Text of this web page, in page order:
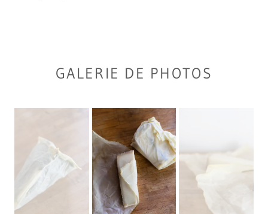
GALERIE DE PHOTOS